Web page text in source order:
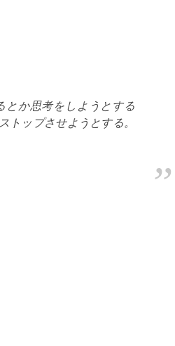
とか思考をしようとする
トップさせようとする。